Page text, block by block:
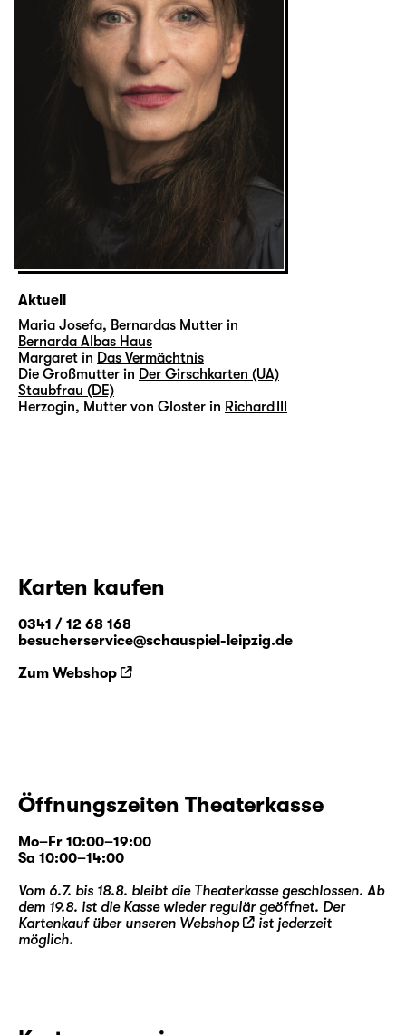
Aktuell
Maria Josefa, Bernardas Mutter in
Bernarda Albas Haus
Margaret in Das Vermächtnis
Die Großmutter in Der Girschkarten (UA)
Staubfrau (DE)
Herzogin, Mutter von Gloster in Richard III
Karten kaufen
0341 / 12 68 168
besucherservice@schauspiel-leipzig.de
Zum Webshop
Öffnungszeiten Theaterkasse
Mo–Fr 10:00–19:00
Sa 10:00–14:00
Vom 6.7. bis 18.8. bleibt die Theaterkasse geschlossen. Ab
dem 19.8. ist die Kasse wieder regulär geöffnet. Der
Kartenkauf über unseren Webshop
ist jederzeit
möglich.